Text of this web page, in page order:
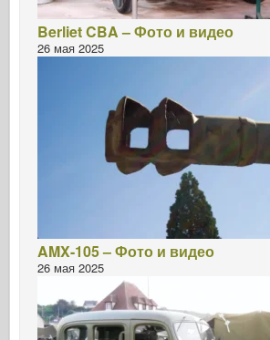
Berliet CBA – Фото и видео
26 мая 2025
AMX-105 – Фото и видео
26 мая 2025